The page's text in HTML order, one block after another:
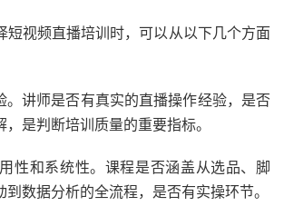
短视频直播培训时，可以从以下几个方面
。讲师是否有真实的直播操作经验，是否
是判断培训质量的重要指标。
性和系统性。课程是否涵盖从选品、脚
数据分析的全流程，是否有实操环节。